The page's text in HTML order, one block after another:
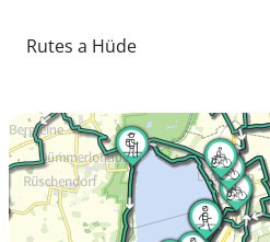
Rutes a Hüde